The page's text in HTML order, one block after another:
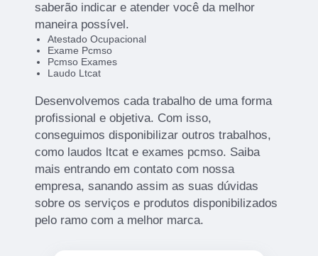
saberão indicar e atender você da melhor
maneira possível.
Atestado Ocupacional
Exame Pcmso
Pcmso Exames
Laudo Ltcat
Desenvolvemos cada trabalho de uma forma
profissional e objetiva. Com isso,
conseguimos disponibilizar outros trabalhos,
como laudos ltcat e exames pcmso. Saiba
mais entrando em contato com nossa
empresa, sanando assim as suas dúvidas
sobre os serviços e produtos disponibilizados
pelo ramo com a melhor marca.